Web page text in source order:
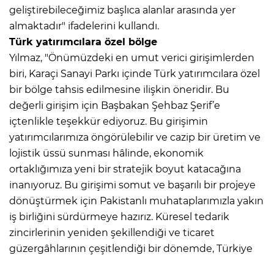
geliştirebileceğimiz başlıca alanlar arasında yer
almaktadır" ifadelerini kullandı.
Türk yatırımcılara özel bölge
Yılmaz, "Önümüzdeki en umut verici girişimlerden
biri, Karaçi Sanayi Parkı içinde Türk yatırımcılara özel
bir bölge tahsis edilmesine ilişkin öneridir. Bu
değerli girişim için Başbakan Şehbaz Şerif’e
içtenlikle teşekkür ediyoruz. Bu girişimin
yatırımcılarımıza öngörülebilir ve cazip bir üretim ve
lojistik üssü sunması hâlinde, ekonomik
ortaklığımıza yeni bir stratejik boyut katacağına
inanıyoruz. Bu girişimi somut ve başarılı bir projeye
dönüştürmek için Pakistanlı muhataplarımızla yakın
iş birliğini sürdürmeye hazırız. Küresel tedarik
zincirlerinin yeniden şekillendiği ve ticaret
güzergâhlarının çeşitlendiği bir dönemde, Türkiye